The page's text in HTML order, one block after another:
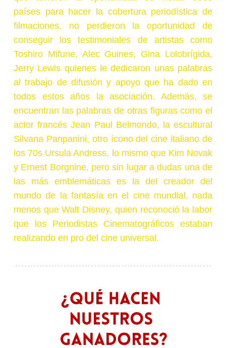
países para hacer la cobertura periodística de
filmaciones, no perdieron la oportunidad de
conseguir los testimoniales de artistas como
Toshiro Mifune, Alec Guines, Gina Lolobrígida,
Jerry Lewis quienes le dedicaron unas palabras
al trabajo de difusión y apoyo que ha dado en
todos estos años la asociación. Además, se
encuentran las palabras de otras figuras como el
actor francés Jean Paul Belmondo, la escultural
Silvana Panpanini, otro ícono del cine italiano de
los 70s Ursula Andress, lo mismo que Kim Novak
y Ernest Borgnine, pero sin lugar a dudas una de
las más emblemáticas es la del creador del
mundo de la fantasía en el cine mundial, nada
menos que Walt Disney, quien reconoció la labor
que los Periodistas Cinematográficos estaban
realizando en pro del cine universal.